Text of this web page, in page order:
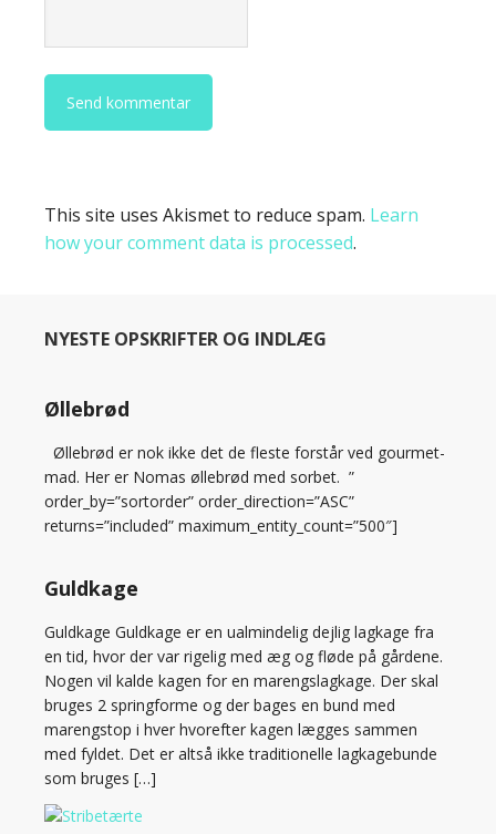
This site uses Akismet to reduce spam. Learn
how your comment data is processed.
NYESTE OPSKRIFTER OG INDLÆG
Øllebrød
Øllebrød er nok ikke det de fleste forstår ved gourmet-
mad. Her er Nomas øllebrød med sorbet. ”
order_by=”sortorder” order_direction=”ASC”
returns=”included” maximum_entity_count=”500″]
Guldkage
Guldkage Guldkage er en ualmindelig dejlig lagkage fra
en tid, hvor der var rigelig med æg og fløde på gårdene.
Nogen vil kalde kagen for en marengslagkage. Der skal
bruges 2 springforme og der bages en bund med
marengstop i hver hvorefter kagen lægges sammen
med fyldet. Det er altså ikke traditionelle lagkagebunde
som bruges […]